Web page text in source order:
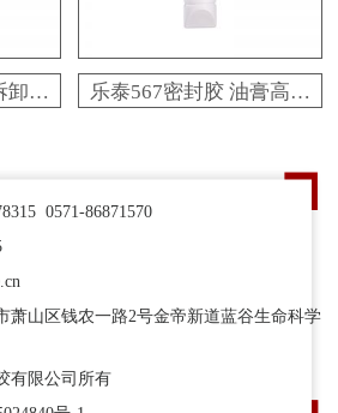
卸耐
乐泰567密封胶 油膏高润
0571-86871570
萧山区钱农一路2号金帝新道蓝谷生命科学
有限公司所有